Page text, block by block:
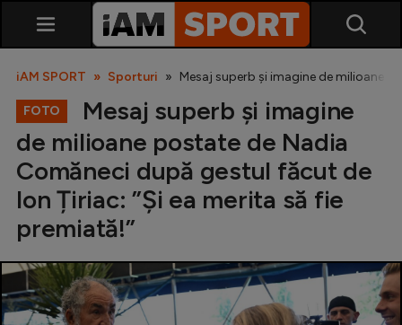
SuperLiga
Liga 2
Cupa României
iAM SPORT Sporturi Mesaj superb și imagine de milioane
FOTO
Mesaj superb și imagine
de milioane postate de Nadia
Comăneci după gestul făcut de
Ion Țiriac: ”Și ea merita să fie
premiată!”